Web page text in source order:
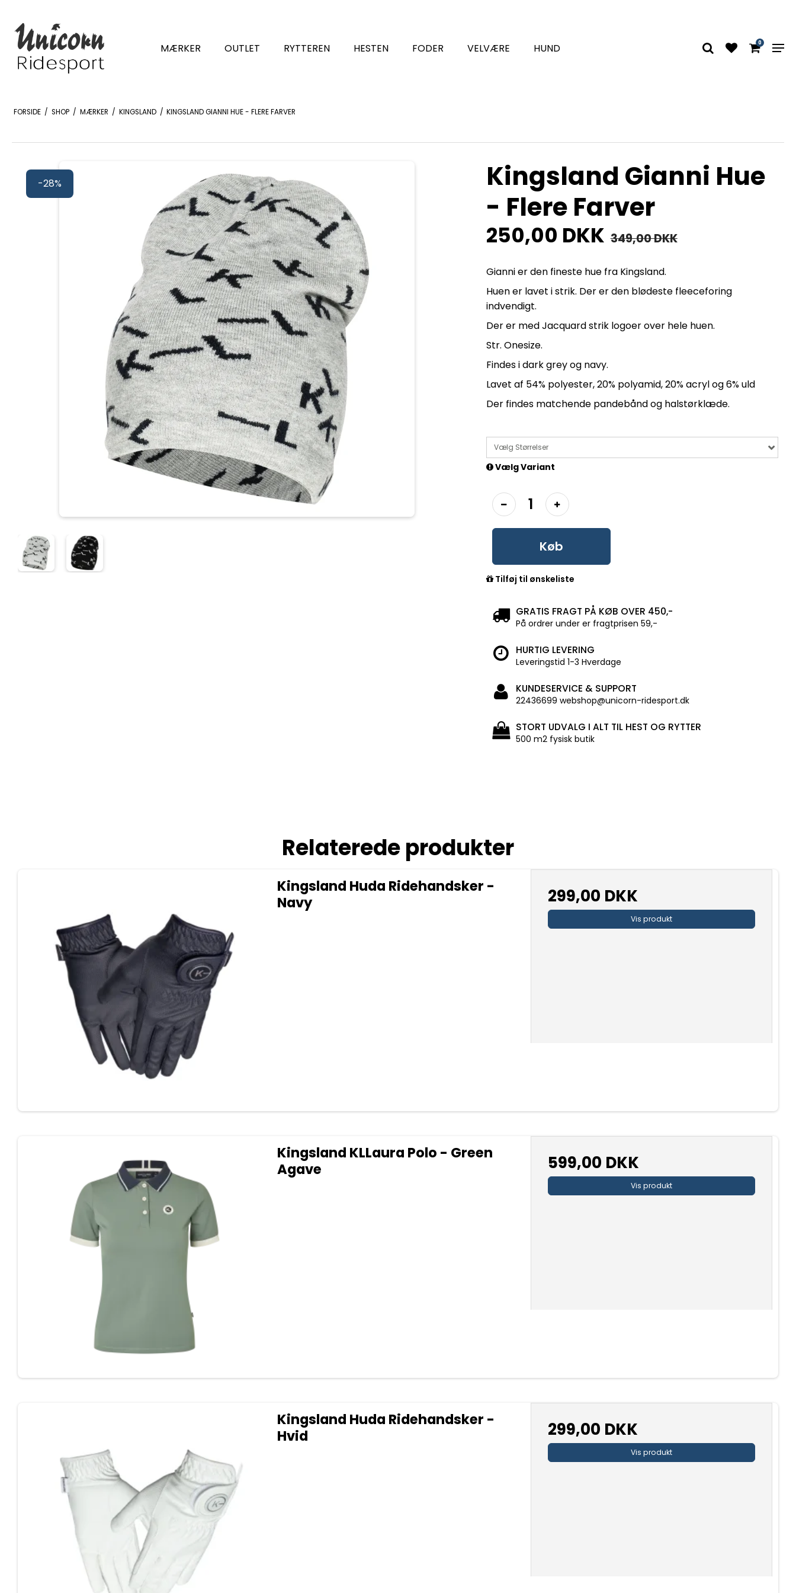
MÆRKER OUTLET RYTTEREN HESTEN FODER VELVÆRE HUND 0
FORSIDE / SHOP / MÆRKER / KINGSLAND / KINGSLAND GIANNI HUE - FLERE FARVER
-28%
Kingsland Gianni Hue
- Flere Farver
250,00 DKK 349,00 DKK
Gianni er den fineste hue fra Kingsland.
Huen er lavet i strik. Der er den blødeste fleeceforing
indvendigt.
Der er med Jacquard strik logoer over hele huen.
Str. Onesize.
Findes i dark grey og navy.
Lavet af 54% polyester, 20% polyamid, 20% acryl og 6% uld
Der findes matchende pandebånd og halstørklæde.
Vælg Størrelser
Vælg Variant
Køb
Tilføj til ønskeliste
GRATIS FRAGT PÅ KØB OVER 450,-
På ordrer under er fragtprisen 59,-
HURTIG LEVERING
Leveringstid 1-3 Hverdage
KUNDESERVICE & SUPPORT
22436699 webshop@unicorn-ridesport.dk
STORT UDVALG I ALT TIL HEST OG RYTTER
500 m2 fysisk butik
Relaterede produkter
Kingsland Huda Ridehandsker -
Navy
299,00 DKK
Vis produkt
Kingsland KLLaura Polo - Green
Agave
599,00 DKK
Vis produkt
Kingsland Huda Ridehandsker -
Hvid
299,00 DKK
Vis produkt